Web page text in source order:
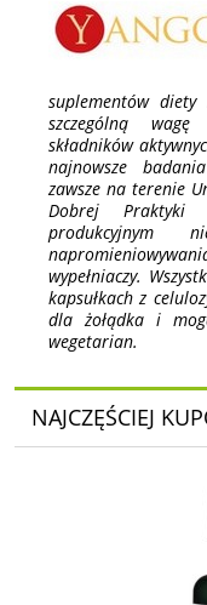
suplementów diety
szczególną
składników
najnowsze
zawsze na terenie
Dobrej Praktyki
wypełniaczy.
kapsułkach z
dla żołądka i
wegetarian.
NAJCZĘŚCIEJ